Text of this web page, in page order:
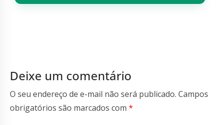
Deixe um comentário
O seu endereço de e-mail não será publicado. Campos
obrigatórios são marcados com *